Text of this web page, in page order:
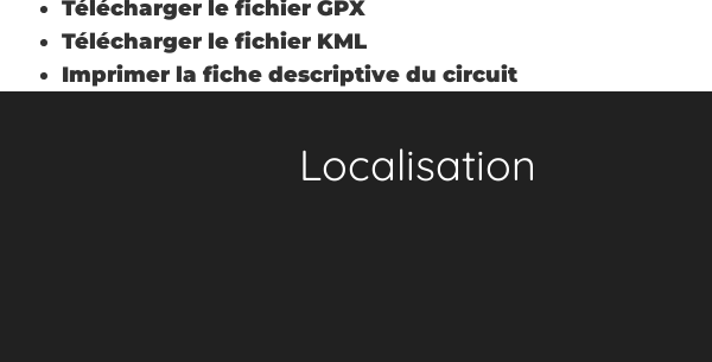
Télécharger le fichier GPX
Télécharger le fichier KML
Imprimer la fiche descriptive du circuit
Localisation